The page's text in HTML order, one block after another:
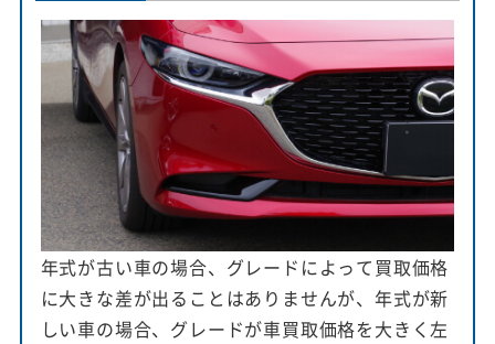
年式が古い車の場合、グレードによって買取価格
に大きな差が出ることはありませんが、年式が新
しい車の場合、グレードが車買取価格を大きく左